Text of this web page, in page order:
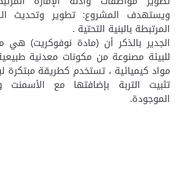
ويستهدف المشروع: تطوير وتحديث
المرتبطة بالبنية التحتية .
الجدير بالذكر أن (مادة نوفوكريت)
للبيئة مصنوعة من مكونات معدنية
مواد كيميائية ، تستخدم كطريقة مبتكرة
تثبيت التربة بإضافتها مع الأسمنت
الموجودة.